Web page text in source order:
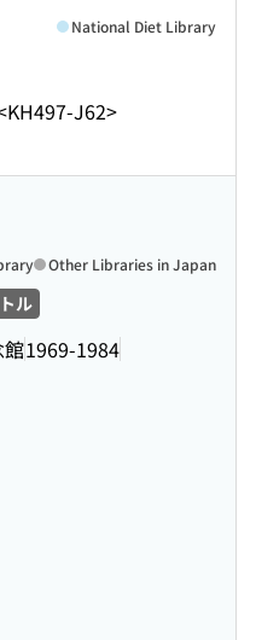
J62>
National Diet Library
ル
1969-1984
Other Libraries in Japan